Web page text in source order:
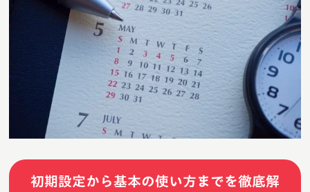
初期設定から基本の使い方までを徹底解